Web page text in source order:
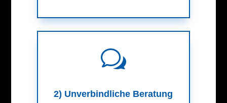
w
2) Unverbindliche Beratung